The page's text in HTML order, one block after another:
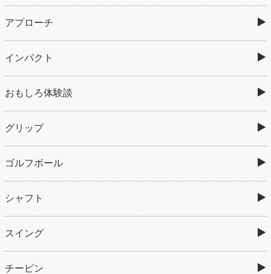
アプローチ
インパクト
おもしろ体験談
グリップ
ゴルフボール
シャフト
スイング
チーピン